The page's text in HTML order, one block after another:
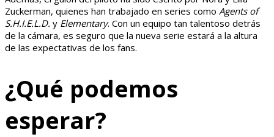
Zuckerman, quienes han trabajado en series como Agents of
S.H.I.E.L.D. y Elementary. Con un equipo tan talentoso detrás
de la cámara, es seguro que la nueva serie estará a la altura
de las expectativas de los fans.
¿Qué podemos
esperar?